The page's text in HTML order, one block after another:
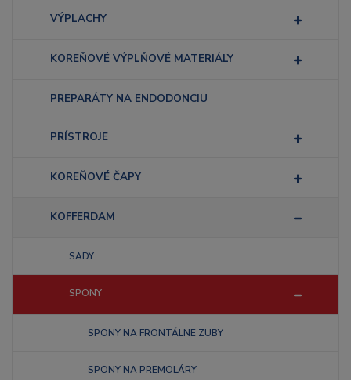
VÝPLACHY
KOREŇOVÉ VÝPLŇOVÉ MATERIÁLY
PREPARÁTY NA ENDODONCIU
PRÍSTROJE
KOREŇOVÉ ČAPY
KOFFERDAM
SADY
SPONY
SPONY NA FRONTÁLNE ZUBY
SPONY NA PREMOLÁRY